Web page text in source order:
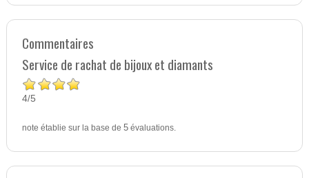
Commentaires
Service de rachat de bijoux et diamants
4/5
note établie sur la base de 5évaluations.